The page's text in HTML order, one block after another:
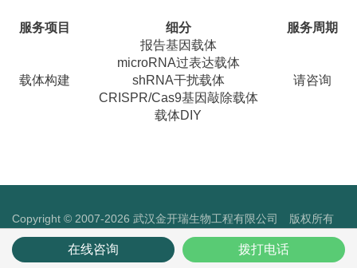
服务项目 细分 服务周期
载体构建
报告基因载体
请咨询
microRNA过表达载体
shRNA干扰载体
CRISPR/Cas9基因敲除载体
载体DIY
Copyright © 2007-2026 武汉金开瑞生物工程有限公司 版权所有
鄂ICP备13017366号-2
在线咨询 拨打电话